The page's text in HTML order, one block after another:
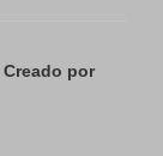
Creado por